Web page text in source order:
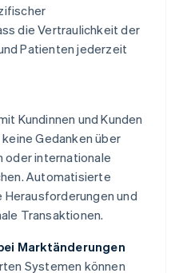
die Vertraulichkeit der
Patienten jederzeit
Kundinnen und Kunden
Gedanken über
oder internationale
Automatisierte
und
Transaktionen.
Marktänderungen
Systemen können